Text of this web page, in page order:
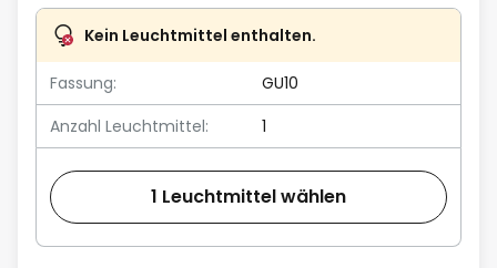
Kein Leuchtmittel enthalten.
Fassung:
GU10
Anzahl Leuchtmittel:
1
1 Leuchtmittel wählen